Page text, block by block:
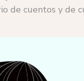
de cuentos y de